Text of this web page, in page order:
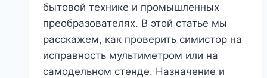
бытовой технике и промышленных
преобразователях. В этой статье мы
расскажем, как проверить симистор на
исправность мультиметром или на
самодельном стенде. Назначение и